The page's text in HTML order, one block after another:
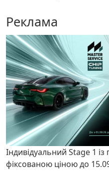
Реклама
Індивідуальний Stage 1 із
фіксованою ціною до